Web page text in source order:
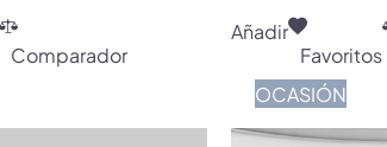
Comparador
Añadir
Favoritos
OCASIÓN